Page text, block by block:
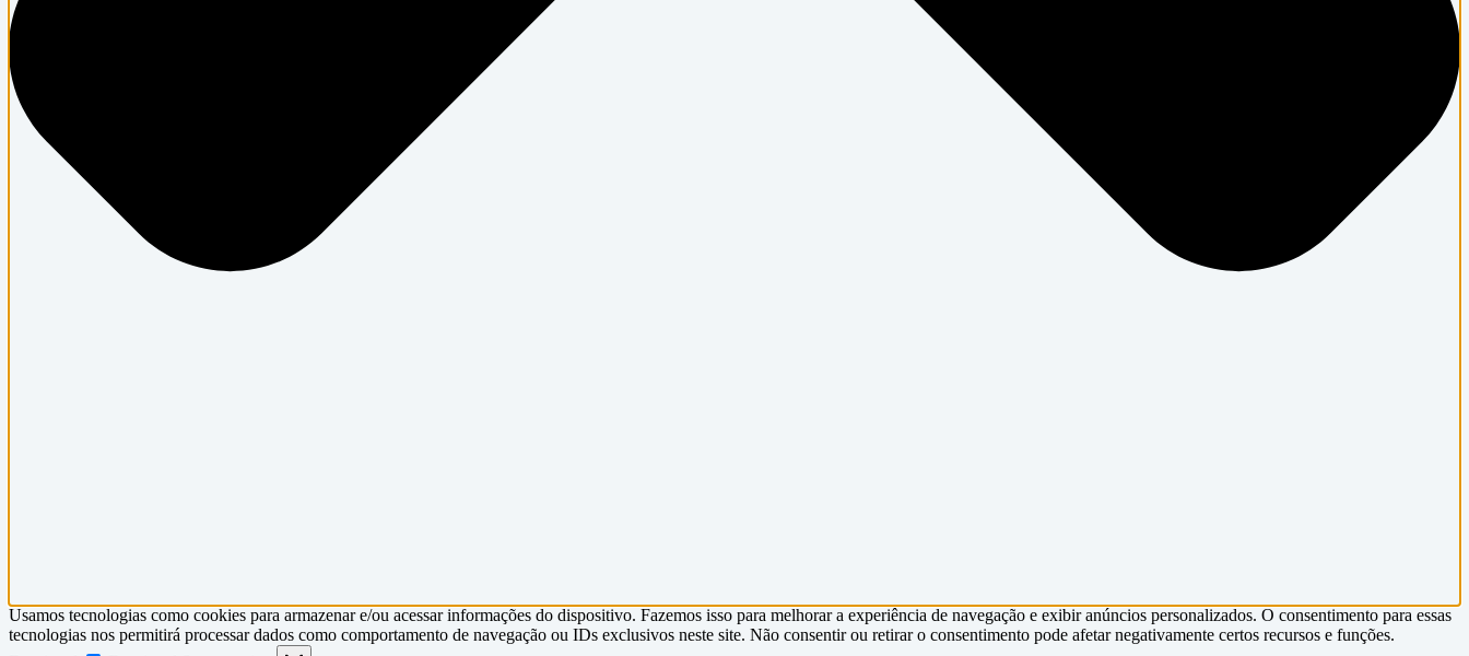
Usamos tecnologias como cookies para armazenar e/ou acessar informações do dispositivo. Fazemos isso para melhorar a experiência de navegação e exibir anúncios personalizados. O consentimento para essas
tecnologias nos permitirá processar dados como comportamento de navegação ou IDs exclusivos neste site. Não consentir ou retirar o consentimento pode afetar negativamente certos recursos e funções.